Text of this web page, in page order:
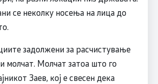
се неколку носења на лица до
задолжени за расчистување
молчат. Молчат затоа што го
Заев, кој е свесен дека